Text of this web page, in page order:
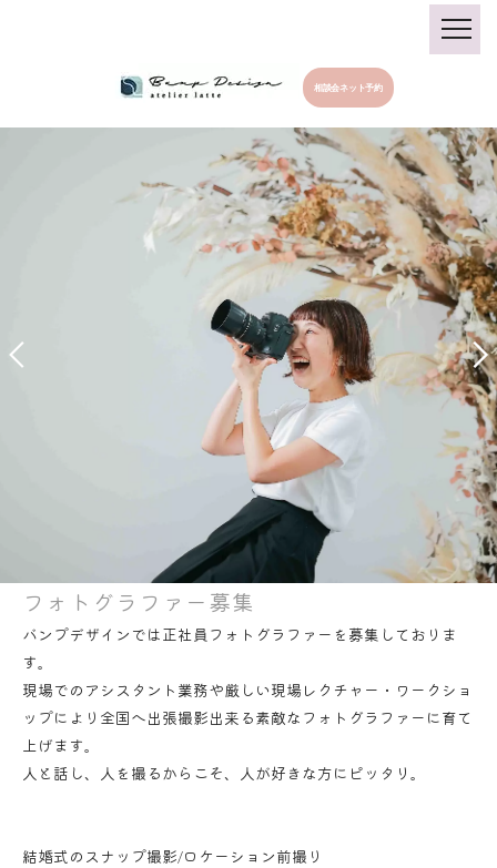
相談会ネット予約
RECRUIT
フォトグラファー募集
バンプデザインでは正社員フォトグラファーを募集しておりま
す。
現場でのアシスタント業務や厳しい現場レクチャー・ワークショ
ップにより全国へ出張撮影出来る素敵なフォトグラファーに育て
上げます。
人と話し、人を撮るからこそ、人が好きな方にピッタリ。
結婚式のスナップ撮影/ロケーション前撮り